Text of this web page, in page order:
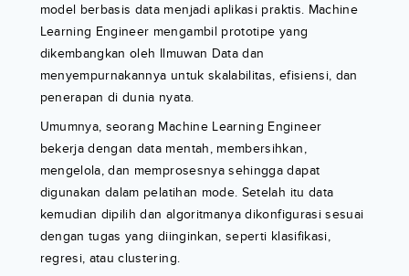
model berbasis data menjadi aplikasi praktis. Machine
Learning Engineer mengambil prototipe yang
dikembangkan oleh Ilmuwan Data dan
menyempurnakannya untuk skalabilitas, efisiensi, dan
penerapan di dunia nyata.
Umumnya, seorang Machine Learning Engineer
bekerja dengan data mentah, membersihkan,
mengelola, dan memprosesnya sehingga dapat
digunakan dalam pelatihan mode. Setelah itu data
kemudian dipilih dan algoritmanya dikonfigurasi sesuai
dengan tugas yang diinginkan, seperti klasifikasi,
regresi, atau clustering.